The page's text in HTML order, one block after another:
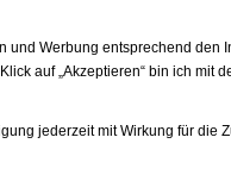
Werbung entsprechend den
auf „Akzeptieren“ bin ich mit
jederzeit mit Wirkung für die